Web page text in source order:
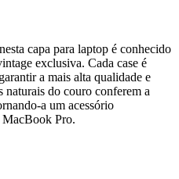
capa para laptop é conhecido
exclusiva. Cada case é
a mais alta qualidade e
naturais do couro conferem a
a um acessório
MacBook Pro.